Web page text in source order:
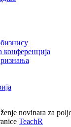
novinara za
TeachR